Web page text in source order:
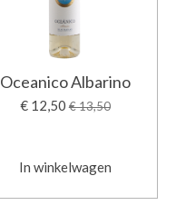
Oceanico Albarino
€ 12,50 € 13,50
In winkelwagen